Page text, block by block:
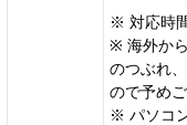
※ 対応時
※ 海外か
のつぶれ
ので予め
※ パソコ